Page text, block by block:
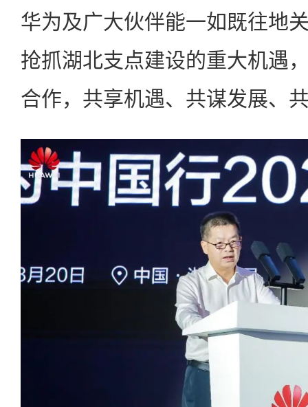
华为及广大伙伴能一如既往地
抢抓湖北支点建设的重大机遇
合作，共享机遇、共谋发展、